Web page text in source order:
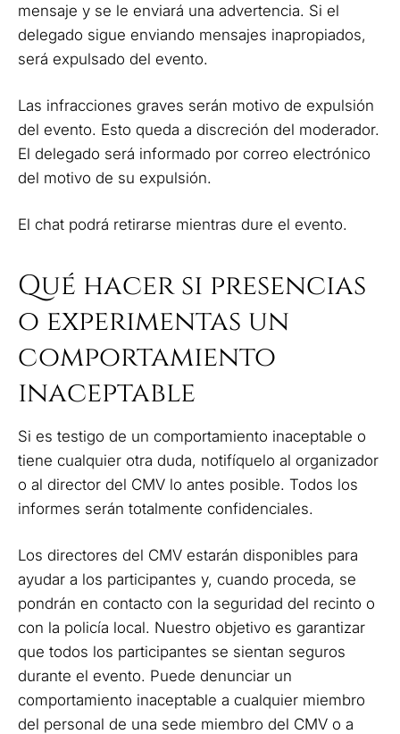
mensaje y se le enviará una advertencia. Si el
delegado sigue enviando mensajes inapropiados,
será expulsado del evento.
Las infracciones graves serán motivo de expulsión
del evento. Esto queda a discreción del moderador.
El delegado será informado por correo electrónico
del motivo de su expulsión.
El chat podrá retirarse mientras dure el evento.
Qué hacer si presencias
o experimentas un
comportamiento
inaceptable
Si es testigo de un comportamiento inaceptable o
tiene cualquier otra duda, notifíquelo al organizador
o al director del CMV lo antes posible. Todos los
informes serán totalmente confidenciales.
Los directores del CMV estarán disponibles para
ayudar a los participantes y, cuando proceda, se
pondrán en contacto con la seguridad del recinto o
con la policía local. Nuestro objetivo es garantizar
que todos los participantes se sientan seguros
durante el evento. Puede denunciar un
comportamiento inaceptable a cualquier miembro
del personal de una sede miembro del CMV o a